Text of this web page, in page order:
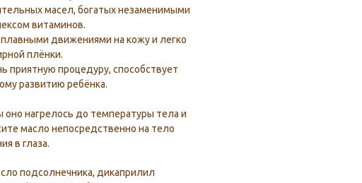
масел, богатых незаменимыми
витаминов.
движениями на кожу и легко
плёнки.
приятную процедуру, способствует
развитию ребёнка.
оно нагрелось до температуры тела и
масло непосредственно на тело
в глаза.
подсолнечника, дикаприлил